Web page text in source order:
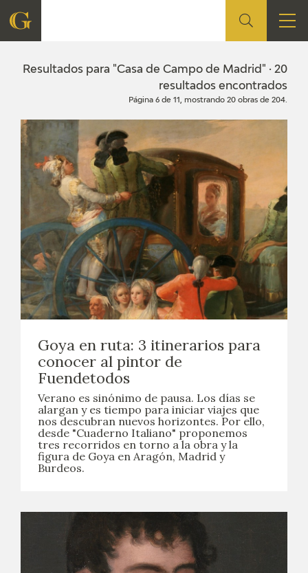
FUNDACIÓN
CENTRO DE INVESTIGACIÓN Y DOCUMENTACIÓN
ACCIÓN CORPORATIVA
CONTACTO
PROGRAMACIÓN
EXPOSICIONES
ACTIVIDADES
ACTUALIDAD
SALA DE PRENSA
BLOG CUADERNO ITALIANO
Resultados para "Casa de Campo de Madrid" · 20
resultados encontrados
Página 6 de 11, mostrando 20 obras de 204.
Goya en ruta: 3 itinerarios para
conocer al pintor de
Fuendetodos
Verano es sinónimo de pausa. Los días se
alargan y es tiempo para iniciar viajes que
nos descubran nuevos horizontes. Por ello,
desde "Cuaderno Italiano" proponemos
tres recorridos en torno a la obra y la
figura de Goya en Aragón, Madrid y
Burdeos.